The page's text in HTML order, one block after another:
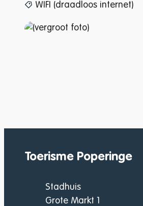
WIFI (draadloos internet)
Toerisme Poperinge
AdresStadhuis
Grote Markt 1